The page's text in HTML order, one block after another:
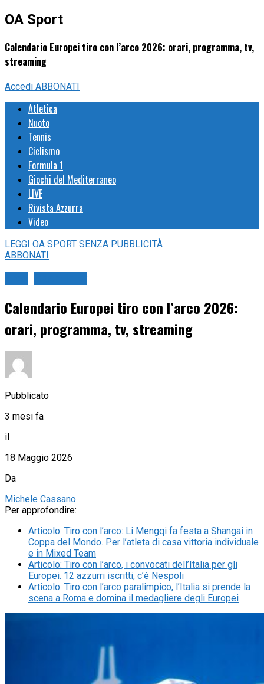
OA Sport
Calendario Europei tiro con l’arco 2026: orari, programma, tv,
streaming
Accedi ABBONATI
Atletica
Nuoto
Tennis
Ciclismo
Formula 1
Giochi del Mediterraneo
LIVE
Rivista Azzurra
Video
LEGGI OA SPORT SENZA PUBBLICITÀ
ABBONATI
Calendario Europei tiro con l’arco 2026:
orari, programma, tv, streaming
Pubblicato
3 mesi fa
il
18 Maggio 2026
Da
Michele Cassano
Per approfondire:
Articolo: Tiro con l’arco: Li Mengqi fa festa a Shangai in
Coppa del Mondo. Per l’atleta di casa vittoria individuale
e in Mixed Team
Articolo: Tiro con l’arco, i convocati dell’Italia per gli
Europei. 12 azzurri iscritti, c’è Nespoli
Articolo: Tiro con l’arco paralimpico, l’Italia si prende la
scena a Roma e domina il medagliere degli Europei